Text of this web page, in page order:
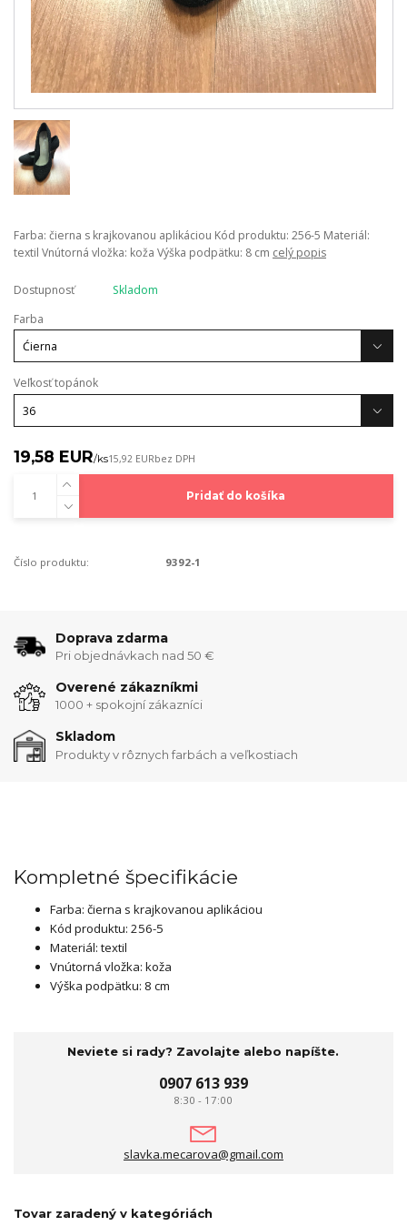
Farba: čierna s krajkovanou aplikáciou Kód produktu: 256-5 Materiál:
textil Vnútorná vložka: koža Výška podpätku: 8 cm celý popis
Dostupnosť
Skladom
Farba
Veľkosť topánok
19,58 EUR/ks15,92 EURbez DPH
Pridať do košíka
Číslo produktu: 9392-1
Doprava zdarma
Pri objednávkach nad 50 €
Overené zákazníkmi
1000 + spokojní zákazníci
Skladom
Produkty v rôznych farbách a veľkostiach
Kompletné špecifikácie
Farba: čierna s krajkovanou aplikáciou
Kód produktu: 256-5
Materiál: textil
Vnútorná vložka: koža
Výška podpätku: 8 cm
Neviete si rady? Zavolajte alebo napíšte.
0907 613 939
8:30 - 17:00
slavka.mecarova@gmail.com
Tovar zaradený v kategóriách